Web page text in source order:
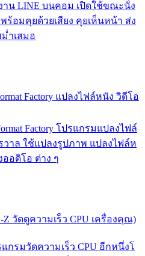
าน LINE บนคอม เปิดใช้ขณะนั่ง
ร้อมคุยด้วยเสียง คุยเห็นหน้า ส่ง
ำเสมอ
Factory แปลงไฟล์หนัง วิดีโอ
Factory โปรแกรมแปลงไฟล์
วาล ใช้แปลงรูปภาพ แปลงไฟล์ห
ออดิโอ ต่าง ๆ
Z วัดดูความเร็ว CPU เครื่องคุณ)
กรมวัดความเร็ว CPU อีกหนึ่งโ